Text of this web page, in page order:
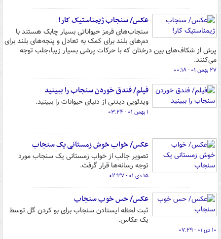
عکس/ سنجاب ژیمناستیک کار!
سنجاب‌های قرمز حیواناتی بسیار چابک هستند با
دم‌های بلند برای کمک به تعادل و پنجه‌های بلند برای
پرش از شکاف‌های بین درختان که با حرکات پرشی بسیار زیبا،جلب توجه
می‌کنند.
۲۷ بهمن ۰۱ - ۰۰:۱۸
فیلم/ فندق خوردن سنجاب را ببینید
ویدئویی دیدنی از دنیای حیوانات را ببینید.
۱ بهمن ۰۱ - ۰۳:۲۴
عکس/ خواب خوش زمستانی یک سنجاب
تصویر جالب از خواب زمستانی یک سنجاب مورد
توجه رسانه‌ها قرار گرفت.
۱۵ دی ۰۱ - ۰۲:۳۷
عکس/ حس خوب سنجاب
ثبت لحظه‌ ایستادن سنجاب برای بو کردن گل توسط
یک عکاس.
۱۰ دی ۰۱ - ۰۷:۲۹